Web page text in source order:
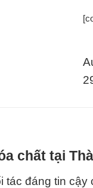
chất tại
đáng tin cậy